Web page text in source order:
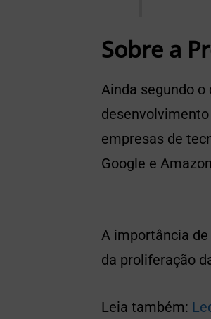
Sobre a
Ainda segundo o
empresas de
Google e
A importância
da proliferação
Leia também: